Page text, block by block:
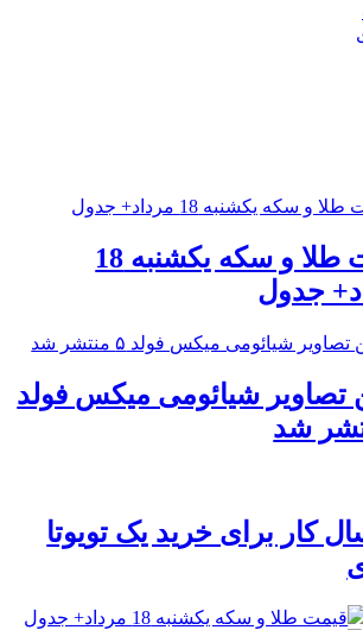
قیمت طلا و سکه یکشنبه 18
جدول
تصاویر شیائومی میکس فولد
سال کار برای خرید یک تویوتا
قیمت طلا و سکه یکشنبه 18 مرداد+ جدول